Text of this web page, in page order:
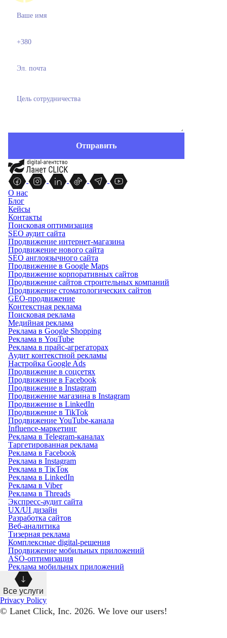
О нас
Блог
Кейсы
Контакты
Поисковая оптимизация
SEO аудит сайта
Продвижение интернет-магазина
Продвижение нового сайта
SEO англоязычного сайта
Продвижение в Google Maps
Продвижение корпоративных сайтов
Продвижение сайтов строительных компаний
Продвижение стоматологических сайтов
GEO-продвижение
Контекстная реклама
Поисковая реклама
Медийная реклама
Реклама в Google Shopping
Реклама в YouTube
Реклама в прайс-агрегаторах
Аудит контекстной рекламы
Настройка Google Ads
Продвижение в соцсетях
Продвижение в Facebook
Продвижение в Instagram
Продвижение магазина в Instagram
Продвижение в LinkedIn
Продвижение в TikTok
Продвижение YouTube-канала
Influence-маркетинг
Реклама в Telegram-каналах
Таргетированная реклама
Реклама в Facebook
Реклама в Instagram
Реклама в ТікТок
Реклама в LinkedIn
Реклама в Viber
Реклама в Threads
Экспресс-аудит сайта
UX/UI дизайн
Разработка сайтов
Веб-аналитика
Тизерная реклама
Комплексные digital-решения
Продвижение мобильных приложений
ASO-оптимизация
Реклама мобильных приложений
Все услуги
Privacy Policy
© Lanet Click, Inc. 2026. We love our users!